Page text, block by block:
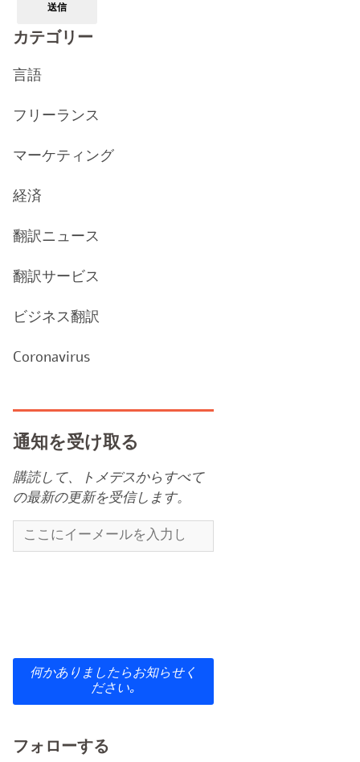
送信
カテゴリー
言語
フリーランス
マーケティング
経済
翻訳ニュース
翻訳サービス
ビジネス翻訳
Coronavirus
通知を受け取る
購読して、トメデスからすべて
の最新の更新を受信します。
何かありましたらお知らせく
ださい｡
フォローする